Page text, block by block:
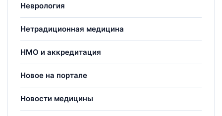
Неврология
Нетрадиционная медицина
НМО и аккредитация
Новое на портале
Новости медицины